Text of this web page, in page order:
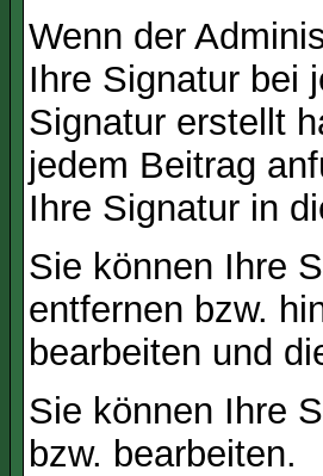
Wenn der
Ihre Signatur bei
Signatur erstellt
jedem Beitrag
Ihre Signatur in
Sie können Ihre
entfernen bzw.
bearbeiten und
Sie können Ihre
bzw. bearbeiten.